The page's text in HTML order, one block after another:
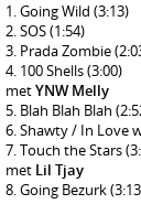
Going Wild (3:13)
SOS(1:54)
Prada Zombie
100 Shells(3:00)
metYNW Melly
Blah Blah Blah
Shawty / In Love
Touch the Stars
met Lil Tjay
Going Bezurk